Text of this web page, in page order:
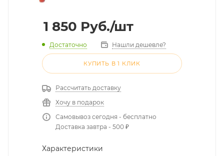
1 850 Руб./шт
Достаточно Нашли дешевле?
КУПИТЬ В 1 КЛИК
Рассчитать доставку
Хочу в подарок
Самовывоз сегодня - бесплатно
Доставка завтра - 500 ₽
Характеристики